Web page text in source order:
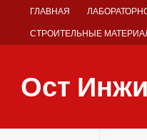
ГЛАВНАЯ
СТРОИТЕЛЬНЫЕ
Ост